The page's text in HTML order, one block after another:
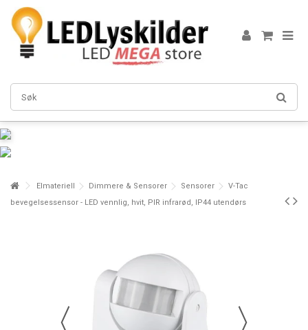
Elmateriell Dimmere & Sensorer Sensorer
V-Tac
bevegelsessensor - LED vennlig, hvit, PIR infrarød, IP44 utendørs